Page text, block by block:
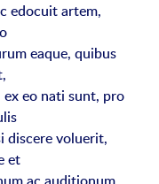
edocuit artem,
eaque, quibus
eo nati sunt, pro
discere voluerit,
et